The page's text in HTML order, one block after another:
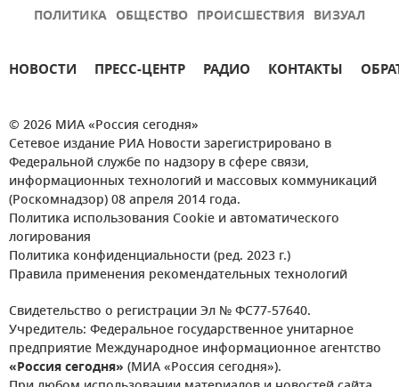
ПОЛИТИКА ОБЩЕСТВО ПРОИСШЕСТВИЯ ВИЗУАЛ
НОВОСТИ ПРЕСС-ЦЕНТР РАДИО КОНТАКТЫ
© 2026 МИА «Россия сегодня»
Сетевое издание РИА Новости зарегистрировано в
Федеральной службе по надзору в сфере связи,
информационных технологий и массовых коммуникаций
(Роскомнадзор) 08 апреля 2014 года.
Политика использования Cookie и автоматического
логирования
Политика конфиденциальности (ред. 2023 г.)
Правила применения рекомендательных технологий
Свидетельство о регистрации Эл № ФС77-57640.
Учредитель: Федеральное государственное унитарное
предприятие Международное информационное агентство
«Россия сегодня» (МИА «Россия сегодня»).